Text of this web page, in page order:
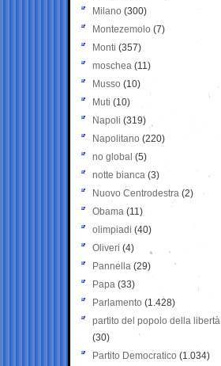
Milano (300)
Montezemolo (7)
Monti (357)
moschea (11)
Musso (10)
Muti (10)
Napoli (319)
Napolitano (220)
no global (5)
notte bianca (3)
Nuovo Centrodestra (2)
Obama (11)
olimpiadi (40)
Oliveri (4)
Pannella (29)
Papa (33)
Parlamento (1.428)
partito del popolo della libertà
(30)
Partito Democratico (1.034)